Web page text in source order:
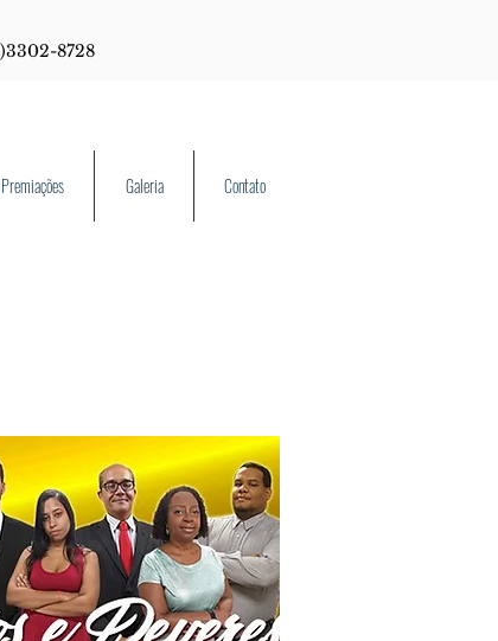
8728
Premiações Galeria Contato